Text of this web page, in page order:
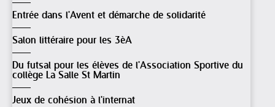
Entrée dans l'Avent et démarche de solidarité
Salon littéraire pour les 3èA
Du futsal pour les élèves de l'Association Sportive du
collège La Salle St Martin
Jeux de cohésion à l'internat